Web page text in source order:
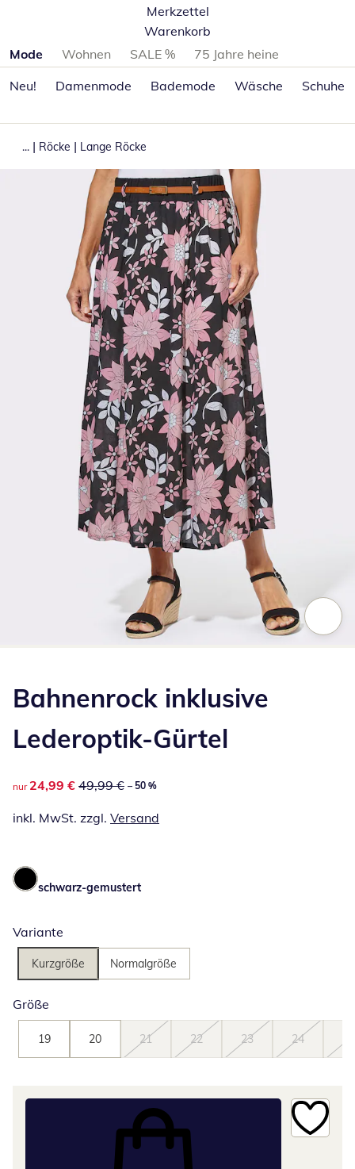
Merkzettel
Warenkorb
Produktkategorien überspringen
Mode Wohnen SALE %
75 Jahre heine
Neu!
Damenmode Bademode Wäsche Schuhe
... | Röcke | Lange Röcke
Bahnenrock inklusive
Lederoptik-Gürtel
reduzierter Preis 24,99 €, vorheriger Preis: 49,99 €
nur 24,99 € 49,99 € – 50 %
inkl. MwSt. zzgl. Versand
schwarz-gemustert
Variante
Kurzgröße Normalgröße
Größe
19 20 21 22 23 24